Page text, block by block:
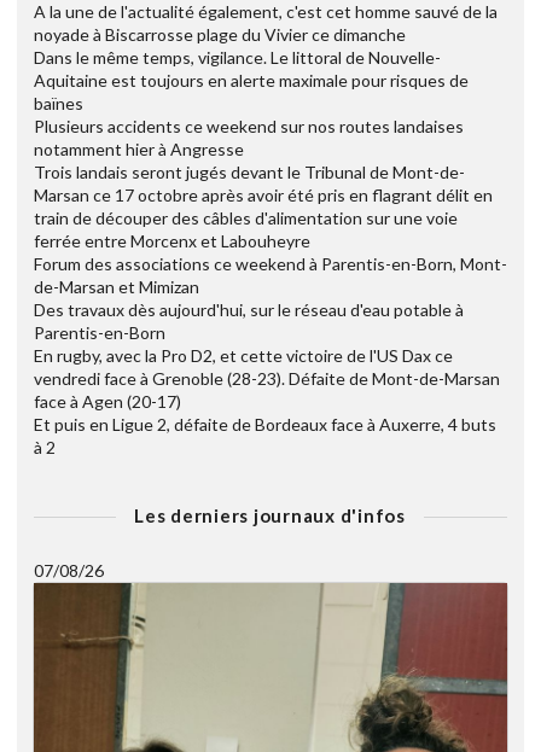
A la une de l'actualité également, c'est cet homme sauvé de la
noyade à Biscarrosse plage du Vivier ce dimanche
Dans le même temps, vigilance. Le littoral de Nouvelle-
Aquitaine est toujours en alerte maximale pour risques de
baïnes
Plusieurs accidents ce weekend sur nos routes landaises
notamment hier à Angresse
Trois landais seront jugés devant le Tribunal de Mont-de-
Marsan ce 17 octobre après avoir été pris en flagrant délit en
train de découper des câbles d'alimentation sur une voie
ferrée entre Morcenx et Labouheyre
Forum des associations ce weekend à Parentis-en-Born, Mont-
de-Marsan et Mimizan
Des travaux dès aujourd'hui, sur le réseau d'eau potable à
Parentis-en-Born
En rugby, avec la Pro D2, et cette victoire de l'US Dax ce
vendredi face à Grenoble (28-23). Défaite de Mont-de-Marsan
face à Agen (20-17)
Et puis en Ligue 2, défaite de Bordeaux face à Auxerre, 4 buts
à 2
Les derniers journaux d'infos
07/08/26